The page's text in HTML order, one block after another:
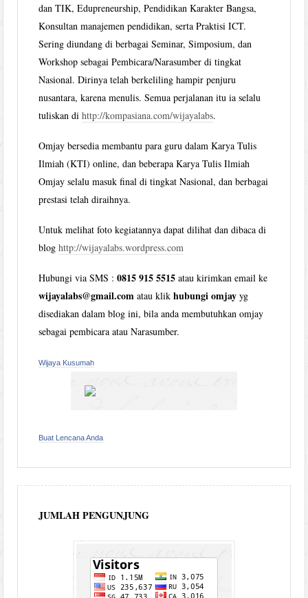
dan TIK, Edupreneurship, Pendidikan Karakter Bangsa,
Konsultan manajemen pendidikan, serta Praktisi ICT.
Sering diundang di berbagai Seminar, Simposium, dan
Workshop sebagai Pembicara/Narasumber di tingkat
Nasional. Dirinya telah berkeliling hampir penjuru
nusantara, karena menulis. Semua perjalanan itu ia selalu
tuliskan dihttp://kompasiana.com/wijayalabs.
Omjay bersedia membantu para guru dalam Karya Tulis
Ilmiah (KTI) online, dan beberapa Karya Tulis Ilmiah
Omjay selalu masuk final di tingkat Nasional, dan berbagai
prestasi telah diraihnya.
Untuk melihat foto kegiatannya dapat dilihat dan dibaca di
bloghttp://wijayalabs.wordpress.com
Hubungi via SMS :0815 915 5515 atau kirimkan email ke
wijayalabs@gmail.com atau klikhubungi omjay yg
disediakan dalam blog ini, bila anda membutuhkan omjay
sebagai pembicara atau Narasumber.
Wijaya Kusumah
Buat Lencana Anda
JUMLAH PENGUNJUNG